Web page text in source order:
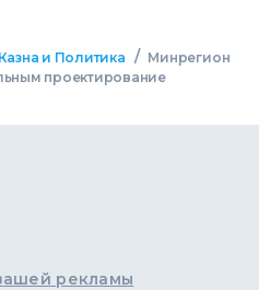
Казна и Политика / Минрегион
проектирование
рекламы